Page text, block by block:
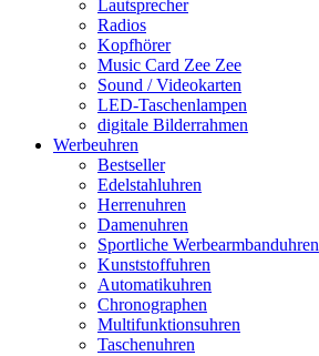
Lautsprecher
Radios
Kopfhörer
Music Card Zee Zee
Sound / Videokarten
LED-Taschenlampen
digitale Bilderrahmen
Werbeuhren
Bestseller
Edelstahluhren
Herrenuhren
Damenuhren
Sportliche Werbearmbanduhren
Kunststoffuhren
Automatikuhren
Chronographen
Multifunktionsuhren
Taschenuhren